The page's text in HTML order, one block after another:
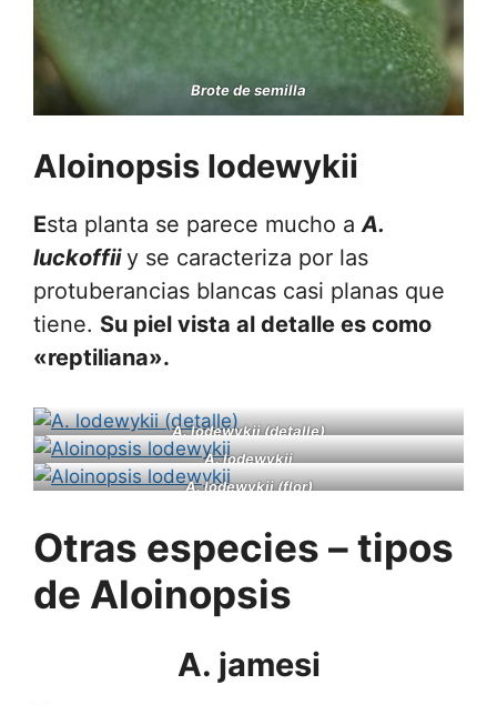
Brote de semilla
Aloinopsis lodewykii
Esta planta se parece mucho aA.
luckoffiiy se caracteriza por las
protuberancias blancas casi planas que
tiene. Su piel vista al detalle es como
«reptiliana».
A. lodewykii (detalle)
A. lodewykii
A. lodewykii (flor)
Otras especies – tipos
de Aloinopsis
A. jamesi